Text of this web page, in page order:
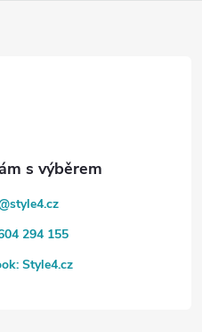
style4.cz
294 155
Style4.cz